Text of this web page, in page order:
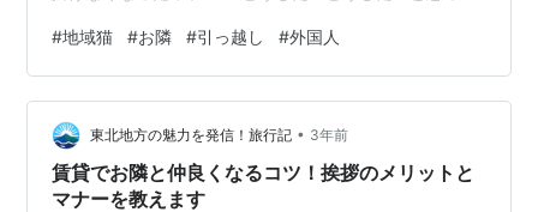
たまたま会った時に言われてね。 どうやらお子さんとこ
ろに行ったようで。 この坂道がキツくなってきたのと、
老夫婦２人じゃ心配よねぇ。 だけど猫の事が心配で心配
で・・と言うので、私が引き受けましたよ、ご飯あげる
のを。 フードも預かったワケだけど。 でも、あれだけコ
ロコロしてると、…
#地域猫 #お隣 #引っ越し #外国人
東北地方の魅力を発信！旅行記 • 3年前
賃貸でお隣と仲良くなるコツ！挨拶のメリットと
マナーを教えます